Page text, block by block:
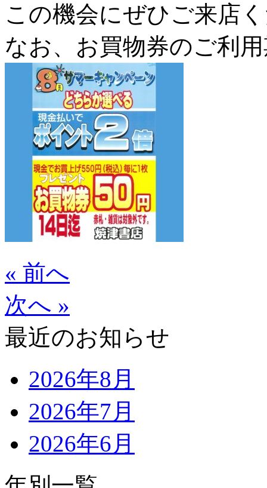
この機会にぜひご来店
なお、お買物券のご利
« 前へ
次へ »
最近のお知らせ
2026年8月
2026年7月
2026年6月